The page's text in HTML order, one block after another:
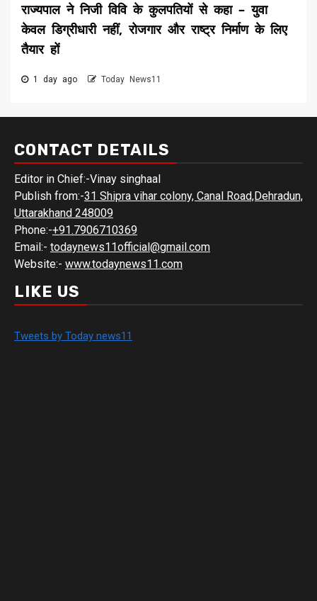
राज्यपाल ने निजी विवि के कुलपतियों से कहा – युवा
केवल डिग्रीधारी नहीं, रोजगार और राष्ट्र निर्माण के लिए
तैयार हों
1 day ago Today News11
CONTACT DETAILS
Editor in Chief:-Vinay singhaal
Publish from:-31 Shipra vihar colony, Canal Road,Dehradun,
Uttarakhand 248009
Phone:-+91.7906710369
Email:- todaynews11official@gmail.com
Website:- www.todaynews11.com
LIKE US
Tweets by Today news11